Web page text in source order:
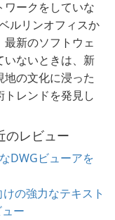
ワークをしていな
ルリンオフィスか
最新のソフトウェ
いないときは、新
地の文化に浸った
トレンドを発見し
のレビュー
DWGビューアを
の強力なテキスト
ー